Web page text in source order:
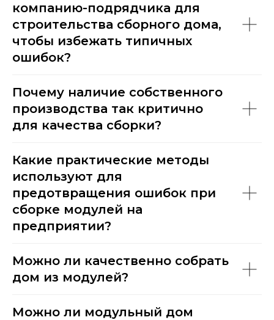
компанию-подрядчика для
строительства сборного дома,
чтобы избежать типичных
ошибок?
Почему наличие собственного
производства так критично
для качества сборки?
Какие практические методы
используют для
предотвращения ошибок при
сборке модулей на
предприятии?
Можно ли качественно собрать
дом из модулей?
Можно ли модульный дом
+7
Я даюсогласие на обработку
Отправить